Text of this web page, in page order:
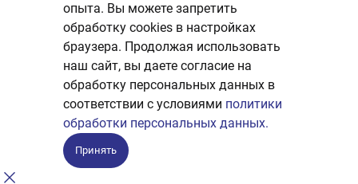
опыта. Вы можете запретить
обработку сookies в настройках
браузера. Продолжая использовать
наш сайт, вы даете согласие на
обработку персональных данных в
соответствии с условиями политики
обработки персональных данных.
Принять